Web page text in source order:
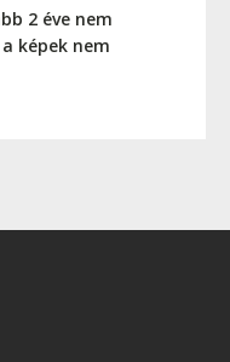
2 éve nem
képek nem